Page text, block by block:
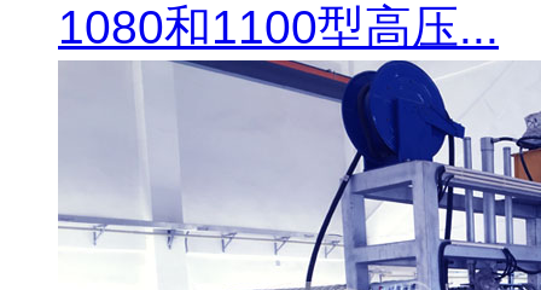
1080和1100型高压...